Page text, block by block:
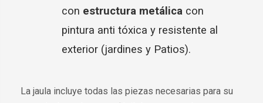
con estructura metálica con
pintura anti tóxica y resistente al
exterior (jardines y Patios).
La jaula incluye todas las piezas necesarias para su